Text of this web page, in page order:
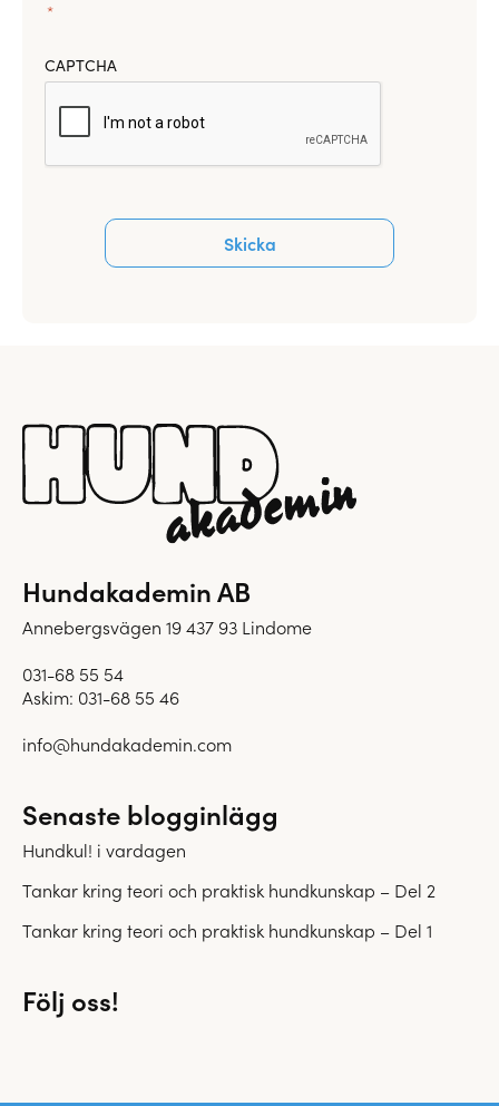
*
CAPTCHA
Hundakademin AB
Annebergsvägen 19 437 93 Lindome
031-68 55 54
Askim: 031-68 55 46
info@hundakademin.com
Senaste blogginlägg
Hundkul! i vardagen
Tankar kring teori och praktisk hundkunskap – Del 2
Tankar kring teori och praktisk hundkunskap – Del 1
Följ oss!